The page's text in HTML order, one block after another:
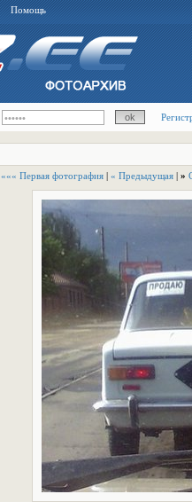
Помощь
««« Первая фотография | « Предыдущая | »